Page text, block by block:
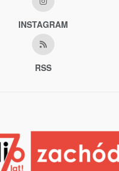
INSTAGRAM
RSS